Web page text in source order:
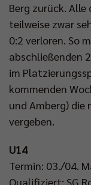
Berg zurück. Alle
teilweise zwar
0:2 verloren. So
abschließenden
im
kommenden
und Amberg) die
vergeben.
U14
Termin: 03./04.
Qualifiziert: SG